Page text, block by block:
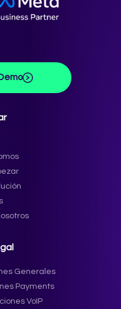
Generales
Payments
VoIP